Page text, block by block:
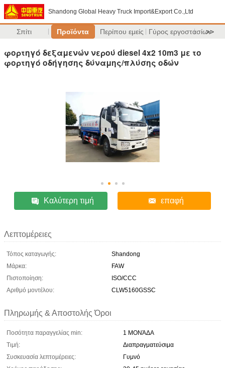
Shandong Global Heavy Truck Import&Export Co.,Ltd
Σπίτι Προϊόντα Περίπου εμείς Γύρος εργοστασίων
>>
φορτηγό δεξαμενών νερού diesel 4x2 10m3 με το
φορτηγό οδήγησης δύναμης/πλύσης οδών
Καλύτερη τιμή επαφή
Λεπτομέρειες
Τόπος καταγωγής:
Shandong
Μάρκα:
FAW
Πιστοποίηση:
ISO/CCC
Αριθμό μοντέλου:
CLW5160GSSC
Πληρωμής & Αποστολής Όροι
Ποσότητα παραγγελίας min:
1 ΜΟΝΆΔΑ
Τιμή:
Διαπραγματεύσιμα
Συσκευασία λεπτομέρειες:
Γυμνό